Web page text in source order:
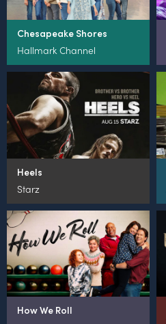
Chesapeake Shores
Hallmark Channel
Heels
Starz
How We Roll